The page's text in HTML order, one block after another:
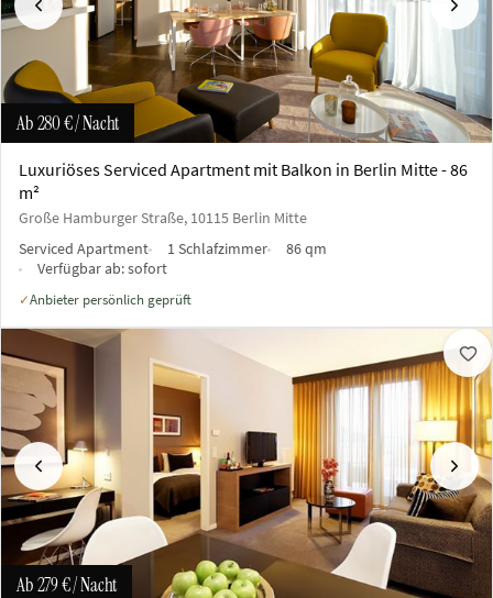
Vorherige
Ab280 €/ Nacht
Luxuriöses Serviced Apartment mit Balkon in Berlin Mitte - 86
m²
Große Hamburger Straße, 10115 Berlin Mitte
Serviced Apartment
1 Schlafzimmer
86 qm
Verfügbar ab:sofort
✓Anbieter persönlich geprüft
Vorherige
Ab279 €/ Nacht